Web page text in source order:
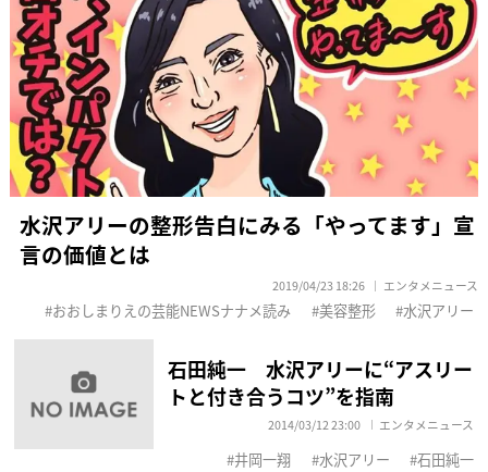
水沢アリーの整形告白にみる「やってます」宣
言の価値とは
2019/04/23 18:26 エンタメニュース
おおしまりえの芸能NEWSナナメ読み 美容整形 水沢アリー
石田純一 水沢アリーに“アスリー
トと付き合うコツ”を指南
2014/03/12 23:00 エンタメニュース
井岡一翔 水沢アリー 石田純一